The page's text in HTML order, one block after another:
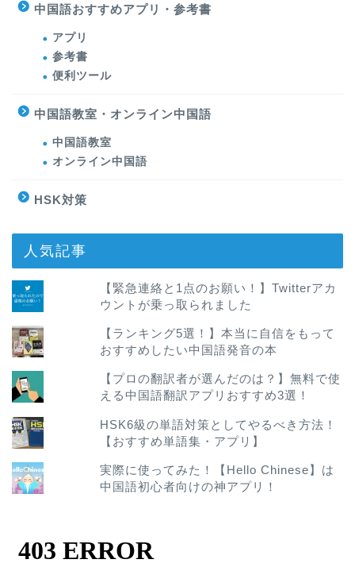
中国語おすすめアプリ・参考書
アプリ
参考書
便利ツール
中国語教室・オンライン中国語
中国語教室
オンライン中国語
HSK対策
人気記事
【緊急連絡と1点のお願い！】Twitterアカ
ウントが乗っ取られました
【ランキング5選！】本当に自信をもって
おすすめしたい中国語発音の本
【プロの翻訳者が選んだのは？】無料で使
える中国語翻訳アプリおすすめ3選！
HSK6級の単語対策としてやるべき方法！
【おすすめ単語集・アプリ】
実際に使ってみた！【Hello Chinese】は
中国語初心者向けの神アプリ！